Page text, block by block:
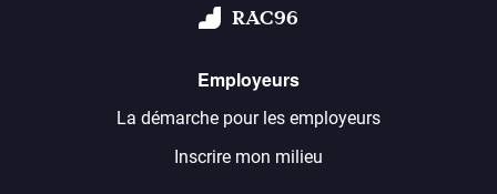
RAC96
Employeurs
La démarche pour les employeurs
Inscrire mon milieu